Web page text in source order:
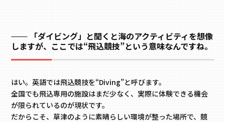
「ダイビング」と聞くと海のアクティビティを想像
しますが、ここでは“飛込競技”という意味なんですね。
はい。英語では飛込競技を“Diving”と呼びます。
全国でも飛込専用の施設はまだ少なく、実際に体験できる機会
が限られているのが現状です。
だからこそ、草津のように素晴らしい環境が整った場所で、競